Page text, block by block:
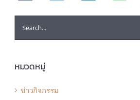
หมวดหมู่
ข่าวกิจกรรม